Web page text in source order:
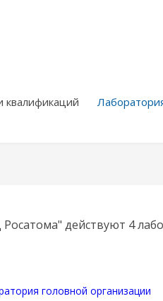
квалификаций
действуют 4
головной организации